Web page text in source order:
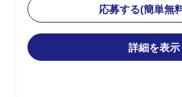
・Hit＆Gap及び
担当
・PM補佐として
よび推進を担当
応募する(簡単無
詳細を表示